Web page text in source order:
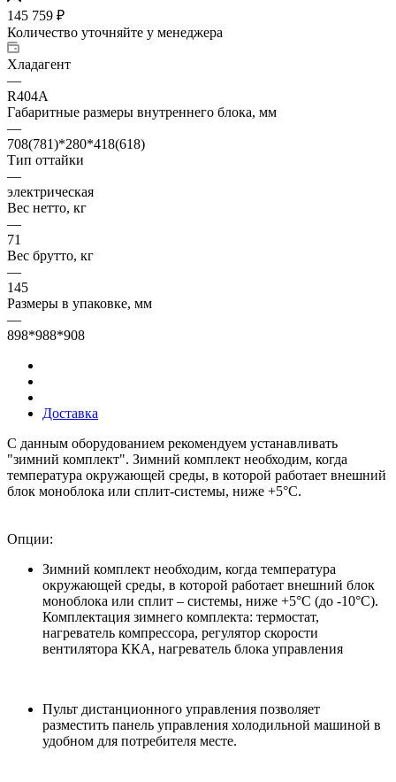
145 759 ₽
Количество уточняйте у менеджера
Хладагент
—
R404A
Габаритные размеры внутреннего блока, мм
—
708(781)*280*418(618)
Тип оттайки
—
электрическая
Вес нетто, кг
—
71
Вес брутто, кг
—
145
Размеры в упаковке, мм
—
898*988*908
Доставка
С данным оборудованием рекомендуем устанавливать
"зимний комплект". Зимний комплект необходим, когда
температура окружающей среды, в которой работает внешний
блок моноблока или сплит-системы, ниже +5°С.
Опции:
Зимний комплект необходим, когда температура
окружающей среды, в которой работает внешний блок
моноблока или сплит – системы, ниже +5°С (до -10°С).
Комплектация зимнего комплекта: термостат,
нагреватель компрессора, регулятор скорости
вентилятора ККА, нагреватель блока управления
Пульт дистанционного управления позволяет
разместить панель управления холодильной машиной в
удобном для потребителя месте.